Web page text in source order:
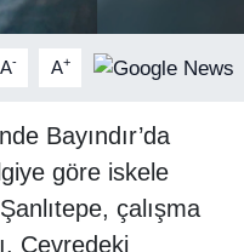
A- A+
Bayındır’da
göre iskele
çalışma
Çevredeki